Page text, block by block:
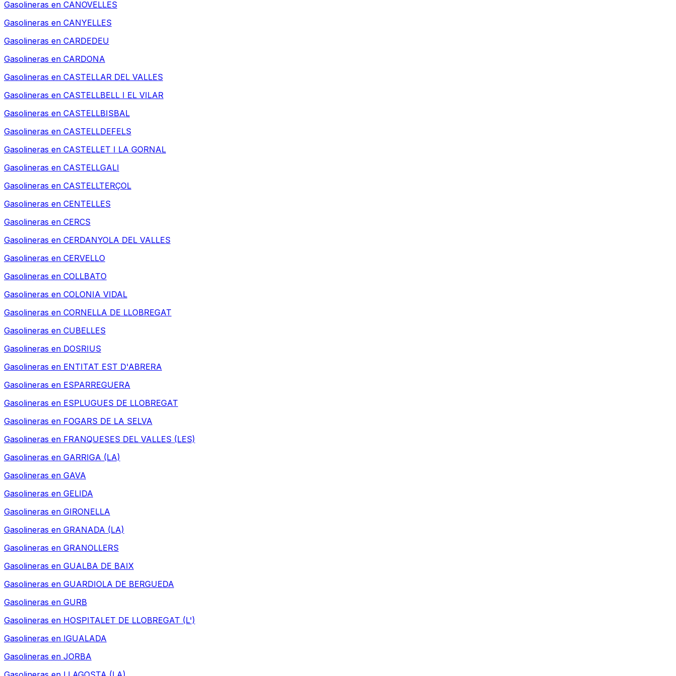
Gasolineras en CANOVELLES
Gasolineras en CANYELLES
Gasolineras en CARDEDEU
Gasolineras en CARDONA
Gasolineras en CASTELLAR DEL VALLES
Gasolineras en CASTELLBELL I EL VILAR
Gasolineras en CASTELLBISBAL
Gasolineras en CASTELLDEFELS
Gasolineras en CASTELLET I LA GORNAL
Gasolineras en CASTELLGALI
Gasolineras en CASTELLTERÇOL
Gasolineras en CENTELLES
Gasolineras en CERCS
Gasolineras en CERDANYOLA DEL VALLES
Gasolineras en CERVELLO
Gasolineras en COLLBATO
Gasolineras en COLONIA VIDAL
Gasolineras en CORNELLA DE LLOBREGAT
Gasolineras en CUBELLES
Gasolineras en DOSRIUS
Gasolineras en ENTITAT EST D'ABRERA
Gasolineras en ESPARREGUERA
Gasolineras en ESPLUGUES DE LLOBREGAT
Gasolineras en FOGARS DE LA SELVA
Gasolineras en FRANQUESES DEL VALLES (LES)
Gasolineras en GARRIGA (LA)
Gasolineras en GAVA
Gasolineras en GELIDA
Gasolineras en GIRONELLA
Gasolineras en GRANADA (LA)
Gasolineras en GRANOLLERS
Gasolineras en GUALBA DE BAIX
Gasolineras en GUARDIOLA DE BERGUEDA
Gasolineras en GURB
Gasolineras en HOSPITALET DE LLOBREGAT (L')
Gasolineras en IGUALADA
Gasolineras en JORBA